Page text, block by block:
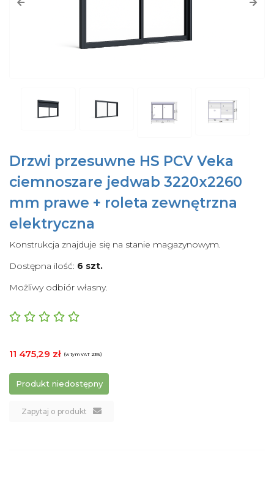
Drzwi przesuwne HS PCV Veka
ciemnoszare jedwab 3220x2260
mm prawe + roleta zewnętrzna
elektryczna
Konstrukcja znajduje się na stanie magazynowym.
Dostępna ilość: 6 szt.
Możliwy odbiór własny.
11 475,29 zł (w tym VAT 23%)
Produkt niedostępny
Zapytaj o produkt